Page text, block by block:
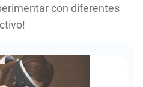
con diferentes